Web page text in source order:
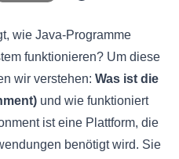
wie Java-Programme
funktionieren? Um diese
wir verstehen: Was ist die
und wie funktioniert
ist eine Plattform, die
benötigt wird. Sie